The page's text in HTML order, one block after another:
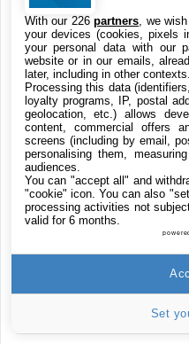
Films
Jeu Red Dead
15,9€23,09€
LaCie d2
externe portable
USB 3.0, 7 200
pour Mac et PC,
Adobe CC
With our 226partners , we
your devices (cookies, pixels
your personal data with our
website or in our emails,
later, including in other contexts.
Processing this data
loyalty programs, IP, postal
geolocation, etc.) allows
content, commercial offers
screens (including by email,
personalising them,
audiences.
You can "accept all" and
"cookie" icon. You can also
processing activities not
valid for 6 months.
Set